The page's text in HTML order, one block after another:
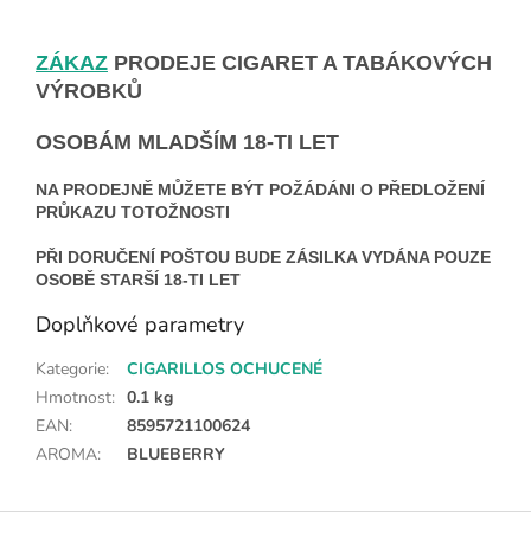
ZÁKAZ PRODEJE CIGARET A TABÁKOVÝCH
VÝROBKŮ
OSOBÁM MLADŠÍM 18-TI LET
NA PRODEJNĚ MŮŽETE BÝT POŽÁDÁNI O PŘEDLOŽENÍ
PRŮKAZU TOTOŽNOSTI
PŘI DORUČENÍ POŠTOU BUDE ZÁSILKA VYDÁNA POUZE
OSOBĚ STARŠÍ 18-TI LET
Doplňkové parametry
Kategorie:
CIGARILLOS OCHUCENÉ
Hmotnost: 0.1 kg
EAN:
8595721100624
AROMA: BLUEBERRY
Z